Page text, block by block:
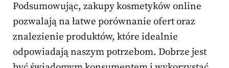
Podsumowując, zakupy kosmetyków online
pozwalają na łatwe porównanie ofert oraz
znalezienie produktów, które idealnie
odpowiadają naszym potrzebom. Dobrze jest